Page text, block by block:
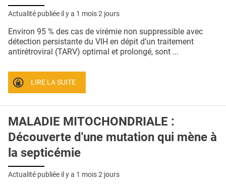
Actualité publiée il y a 1 mois 2 jours
Environ 95 % des cas de virémie non suppressible avec
détection persistante du VIH en dépit d’un traitement
antirétroviral (TARV) optimal et prolongé, sont ...
LIRE LA SUITE
MALADIE MITOCHONDRIALE :
Découverte d'une mutation qui mène à
la septicémie
Actualité publiée il y a 1 mois 2 jours